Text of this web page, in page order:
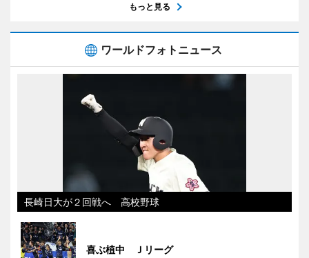
もっと見る
ワールドフォトニュース
長崎日大が２回戦へ 高校野球
喜ぶ植中 Ｊリーグ